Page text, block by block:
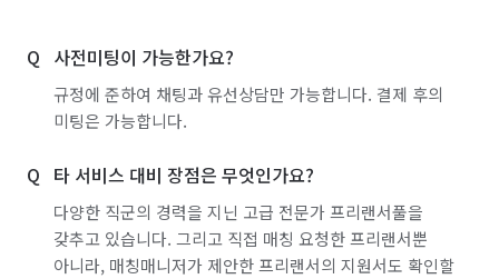
사전미팅이 가능한가요?
규정에 준하여 채팅과 유선상담만 가능합니다. 결제 후의
미팅은 가능합니다.
타 서비스 대비 장점은 무엇인가요?
다양한 직군의 경력을 지닌 고급 전문가 프리랜서풀을
갖추고 있습니다. 그리고 직접 매칭 요청한 프리랜서뿐
아니라, 매칭매니저가 제안한 프리랜서의 지원서도 확인할